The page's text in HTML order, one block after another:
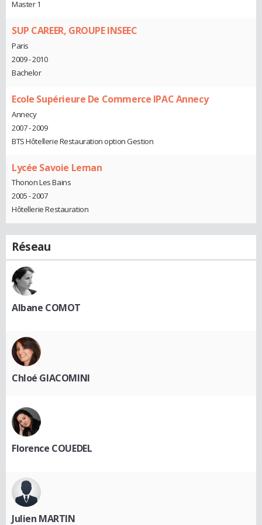
Master 1
SUP CAREER, GROUPE INSEEC
Paris
2009 - 2010
Bachelor
Ecole Supérieure De Commerce IPAC Annecy
Annecy
2007 - 2009
BTS Hôtellerie Restauration option Gestion
Lycée Savoie Leman
Thonon Les Bains
2005 - 2007
Hôtellerie Restauration
Réseau
Albane COMOT
Chloé GIACOMINI
Florence COUEDEL
Julien MARTIN